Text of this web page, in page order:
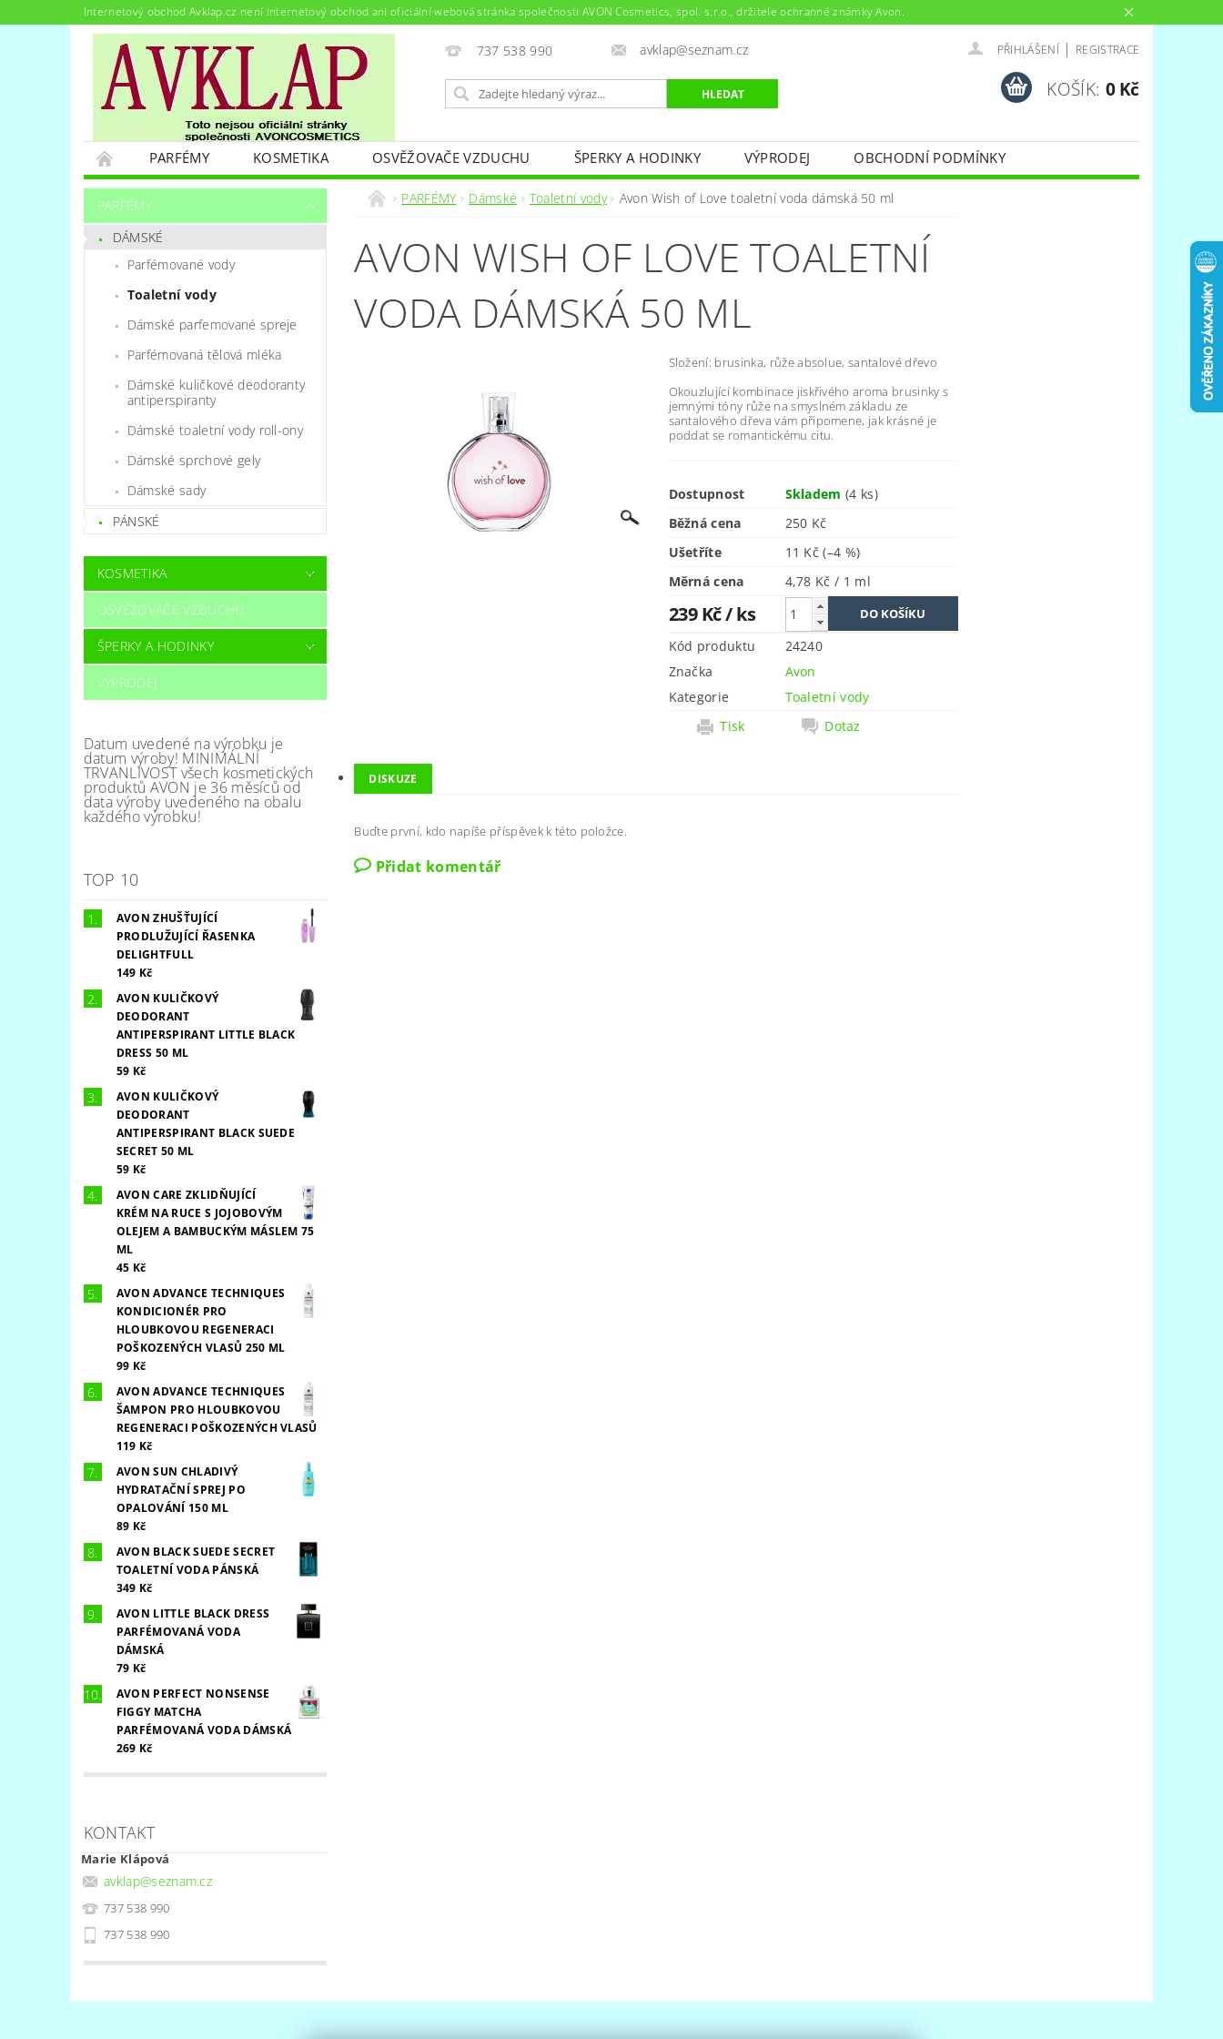
Internetový obchod Avklap.cz není internetový obchod ani oficiální webová stránka společnosti AVON Cosmetics, spol. s.r.o., držitele ochranné známky Avon.
737 538 990 avklap@seznam.cz PŘIHLÁŠENÍ | REGISTRACE
KOŠÍK: 0 Kč
PARFÉMY KOSMETIKA OSVĚŽOVAČE VZDUCHU ŠPERKY A HODINKY VÝPRODEJ
OBCHODNÍ PODMÍNKY
PODMÍNKY OCHRANY OSOBNÍCH ÚDAJŮ
NAPIŠTE NÁM KONTAKTY
PARFÉMY
DÁMSKÉ
Parfémované vody
Toaletní vody
Dámské parfemované spreje
Parfémovaná tělová mléka
Dámské kuličkové deodoranty
antiperspiranty
Dámské toaletní vody roll-ony
Dámské sprchové gely
Dámské sady
PÁNSKÉ
KOSMETIKA
OSVĚŽOVAČE VZDUCHU
ŠPERKY A HODINKY
VÝPRODEJ
Datum uvedené na výrobku je
datum výroby! MINIMÁLNÍ
TRVANLIVOST všech kosmetických
produktů AVON je 36 měsíců od
data výroby uvedeného na obalu
každého výrobku!
TOP 10
AVON ZHUŠŤUJÍCÍ
PRODLUŽUJÍCÍ ŘASENKA
DELIGHTFULL
149 Kč
AVON KULIČKOVÝ
DEODORANT
ANTIPERSPIRANT LITTLE BLACK
DRESS 50 ML
59 Kč
AVON KULIČKOVÝ
DEODORANT
ANTIPERSPIRANT BLACK SUEDE
SECRET 50 ML
59 Kč
AVON CARE ZKLIDŇUJÍCÍ
KRÉM NA RUCE S JOJOBOVÝM
OLEJEM A BAMBUCKÝM MÁSLEM 75
ML
45 Kč
AVON ADVANCE TECHNIQUES
KONDICIONÉR PRO
HLOUBKOVOU REGENERACI
POŠKOZENÝCH VLASŮ 250 ML
99 Kč
AVON ADVANCE TECHNIQUES
ŠAMPON PRO HLOUBKOVOU
REGENERACI POŠKOZENÝCH VLASŮ
119 Kč
AVON SUN CHLADIVÝ
HYDRATAČNÍ SPREJ PO
OPALOVÁNÍ 150 ML
89 Kč
AVON BLACK SUEDE SECRET
TOALETNÍ VODA PÁNSKÁ
349 Kč
AVON LITTLE BLACK DRESS
PARFÉMOVANÁ VODA
DÁMSKÁ
79 Kč
AVON PERFECT NONSENSE
FIGGY MATCHA
PARFÉMOVANÁ VODA DÁMSKÁ
269 Kč
KONTAKT
Marie Klápová
avklap@seznam.cz
737 538 990
737 538 990
PARFÉMY Dámské Toaletní vody Avon Wish of Love toaletní voda dámská 50 ml
AVON WISH OF LOVE TOALETNÍ
VODA DÁMSKÁ 50 ML
Složení: brusinka, růže absolue, santalové dřevo
Okouzlující kombinace jiskřivého aroma brusinky s
jemnými tóny růže na smyslném základu ze
santalového dřeva vám připomene, jak krásné je
poddat se romantickému citu.
Dostupnost Skladem(4 ks)
Běžná cena
250 Kč
Ušetříte
11 Kč(–4 %)
Měrná cena
4,78 Kč / 1 ml
239 Kč/ ks
Kód produktu
24240
Značka
Avon
Kategorie
Toaletní vody
Tisk
Dotaz
DISKUZE
Buďte první, kdo napíše příspěvek k této položce.
Přidat komentář